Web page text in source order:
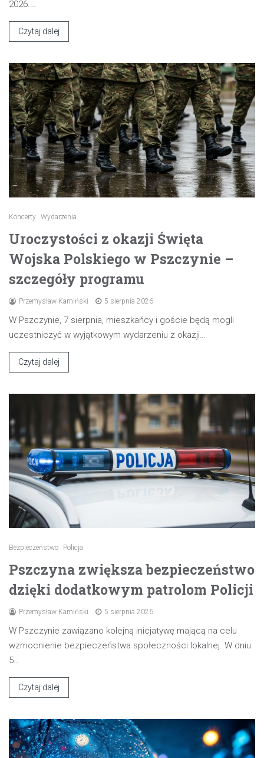
2026.…
Czytaj dalej
Koncerty Wydarzenia
Uroczystości z okazji Święta
Wojska Polskiego w Pszczynie –
szczegóły programu
Przemysław Kamiński 5 sierpnia 2026
W Pszczynie, 7 sierpnia, mieszkańcy i goście będą mogli
uczestniczyć w wyjątkowym wydarzeniu z okazji…
Czytaj dalej
Bezpieczeństwo Policja
Pszczyna zwiększa bezpieczeństwo
dzięki dodatkowym patrolom Policji
Przemysław Kamiński 5 sierpnia 2026
W Pszczynie zawiązano kolejną inicjatywę mającą na celu
wzmocnienie bezpieczeństwa społeczności lokalnej. W dniu
5…
Czytaj dalej